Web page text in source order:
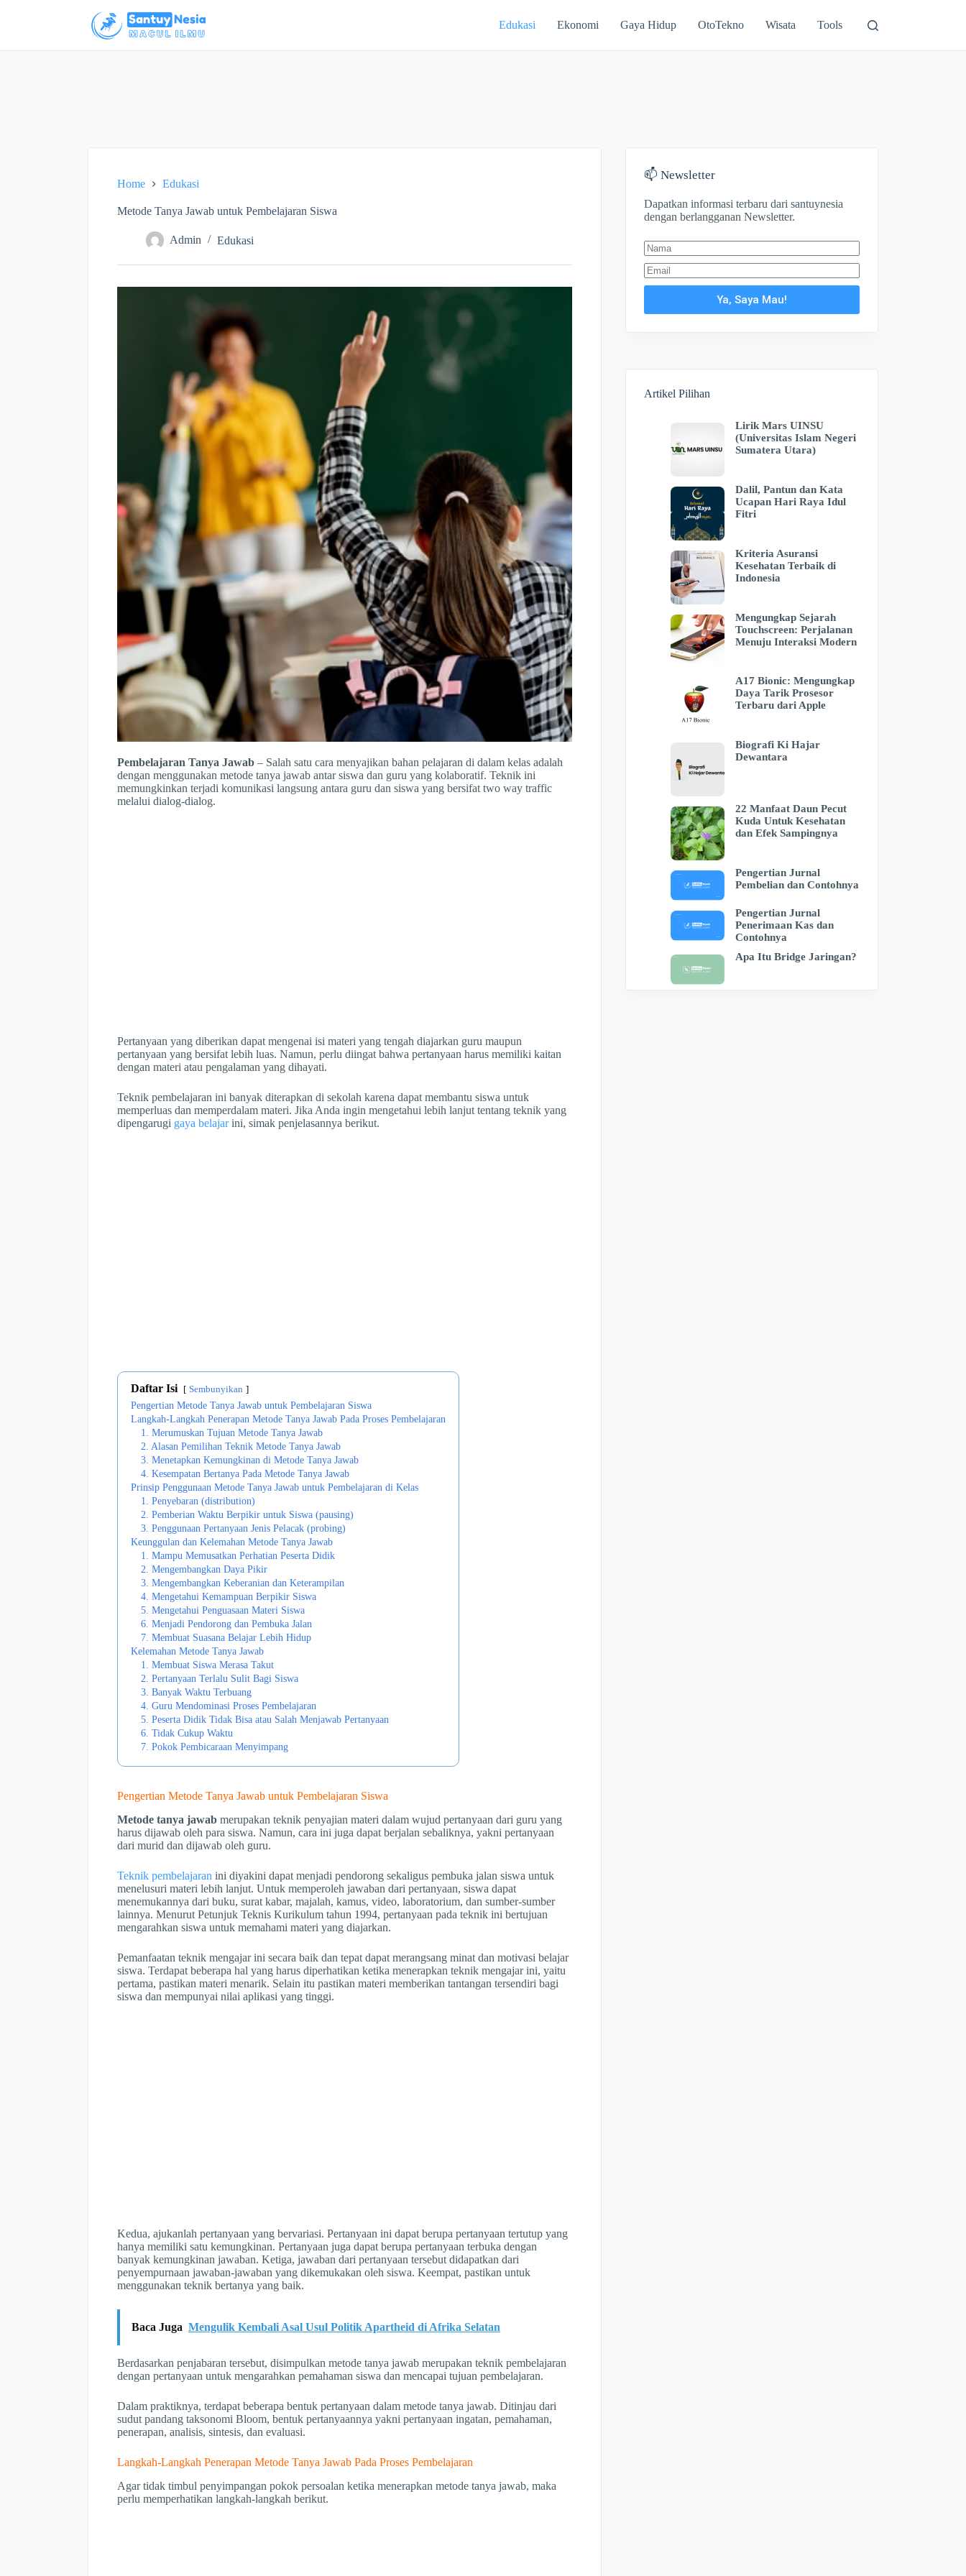
p
Edukasi Ekonomi Gaya Hidup OtoTekno Wisata Tools
Home Edukasi
Metode Tanya Jawab untuk Pembelajaran Siswa
Admin Edukasi
Pembelajaran Tanya Jawab – Salah satu cara menyajikan bahan pelajaran di dalam kelas adalah
dengan menggunakan metode tanya jawab antar siswa dan guru yang kolaboratif. Teknik ini
memungkinkan terjadi komunikasi langsung antara guru dan siswa yang bersifat two way traffic
melalui dialog-dialog.
Pertanyaan yang diberikan dapat mengenai isi materi yang tengah diajarkan guru maupun
pertanyaan yang bersifat lebih luas. Namun, perlu diingat bahwa pertanyaan harus memiliki kaitan
dengan materi atau pengalaman yang dihayati.
Teknik pembelajaran ini banyak diterapkan di sekolah karena dapat membantu siswa untuk
memperluas dan memperdalam materi. Jika Anda ingin mengetahui lebih lanjut tentang teknik yang
dipengarugi gaya belajarini, simak penjelasannya berikut.
Daftar Isi Sembunyikan
Pengertian Metode Tanya Jawab untuk Pembelajaran Siswa
Langkah-Langkah Penerapan Metode Tanya Jawab Pada Proses Pembelajaran
1. Merumuskan Tujuan Metode Tanya Jawab
2. Alasan Pemilihan Teknik Metode Tanya Jawab
3. Menetapkan Kemungkinan di Metode Tanya Jawab
4. Kesempatan Bertanya Pada Metode Tanya Jawab
Prinsip Penggunaan Metode Tanya Jawab untuk Pembelajaran di Kelas
1. Penyebaran (distribution)
2. Pemberian Waktu Berpikir untuk Siswa (pausing)
3. Penggunaan Pertanyaan Jenis Pelacak (probing)
Keunggulan dan Kelemahan Metode Tanya Jawab
1. Mampu Memusatkan Perhatian Peserta Didik
2. Mengembangkan Daya Pikir
3. Mengembangkan Keberanian dan Keterampilan
4. Mengetahui Kemampuan Berpikir Siswa
5. Mengetahui Penguasaan Materi Siswa
6. Menjadi Pendorong dan Pembuka Jalan
7. Membuat Suasana Belajar Lebih Hidup
Kelemahan Metode Tanya Jawab
1. Membuat Siswa Merasa Takut
2. Pertanyaan Terlalu Sulit Bagi Siswa
3. Banyak Waktu Terbuang
4. Guru Mendominasi Proses Pembelajaran
5. Peserta Didik Tidak Bisa atau Salah Menjawab Pertanyaan
6. Tidak Cukup Waktu
7. Pokok Pembicaraan Menyimpang
Pengertian Metode Tanya Jawab untuk Pembelajaran Siswa
Metode tanya jawab merupakan teknik penyajian materi dalam wujud pertanyaan dari guru yang
harus dijawab oleh para siswa. Namun, cara ini juga dapat berjalan sebaliknya, yakni pertanyaan
dari murid dan dijawab oleh guru.
Teknik pembelajaran ini diyakini dapat menjadi pendorong sekaligus pembuka jalan siswa untuk
menelusuri materi lebih lanjut. Untuk memperoleh jawaban dari pertanyaan, siswa dapat
menemukannya dari buku, surat kabar, majalah, kamus, video, laboratorium, dan sumber-sumber
lainnya. Menurut Petunjuk Teknis Kurikulum tahun 1994, pertanyaan pada teknik ini bertujuan
mengarahkan siswa untuk memahami materi yang diajarkan.
Pemanfaatan teknik mengajar ini secara baik dan tepat dapat merangsang minat dan motivasi belajar
siswa. Terdapat beberapa hal yang harus diperhatikan ketika menerapkan teknik mengajar ini, yaitu
pertama, pastikan materi menarik. Selain itu pastikan materi memberikan tantangan tersendiri bagi
siswa dan mempunyai nilai aplikasi yang tinggi.
Kedua, ajukanlah pertanyaan yang bervariasi. Pertanyaan ini dapat berupa pertanyaan tertutup yang
hanya memiliki satu kemungkinan. Pertanyaan juga dapat berupa pertanyaan terbuka dengan
banyak kemungkinan jawaban. Ketiga, jawaban dari pertanyaan tersebut didapatkan dari
penyempurnaan jawaban-jawaban yang dikemukakan oleh siswa. Keempat, pastikan untuk
menggunakan teknik bertanya yang baik.
Baca Juga Mengulik Kembali Asal Usul Politik Apartheid di Afrika Selatan
Berdasarkan penjabaran tersebut, disimpulkan metode tanya jawab merupakan teknik pembelajaran
dengan pertanyaan untuk mengarahkan pemahaman siswa dan mencapai tujuan pembelajaran.
Dalam praktiknya, terdapat beberapa bentuk pertanyaan dalam metode tanya jawab. Ditinjau dari
sudut pandang taksonomi Bloom, bentuk pertanyaannya yakni pertanyaan ingatan, pemahaman,
penerapan, analisis, sintesis, dan evaluasi.
Langkah-Langkah Penerapan Metode Tanya Jawab Pada Proses Pembelajaran
Agar tidak timbul penyimpangan pokok persoalan ketika menerapkan metode tanya jawab, maka
perlu memperhatikan langkah-langkah berikut.
📫 Newsletter
Dapatkan informasi terbaru dari santuynesia
dengan berlangganan Newsletter.
Ya, Saya Mau!
Artikel Pilihan
Lirik Mars UINSU
(Universitas Islam Negeri
Sumatera Utara)
Dalil, Pantun dan Kata
Ucapan Hari Raya Idul
Fitri
Kriteria Asuransi
Kesehatan Terbaik di
Indonesia
Mengungkap Sejarah
Touchscreen: Perjalanan
Menuju Interaksi Modern
A17 Bionic: Mengungkap
Daya Tarik Prosesor
Terbaru dari Apple
Biografi Ki Hajar
Dewantara
22 Manfaat Daun Pecut
Kuda Untuk Kesehatan
dan Efek Sampingnya
Pengertian Jurnal
Pembelian dan Contohnya
Pengertian Jurnal
Penerimaan Kas dan
Contohnya
Apa Itu Bridge Jaringan?